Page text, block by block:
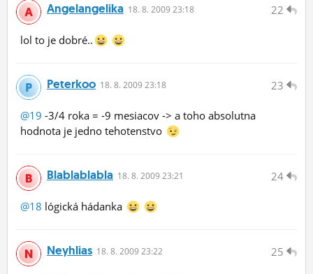
22
Angelangelika 18. 8. 2009 23:18
lol to je dobré..
23
Peterkoo 18. 8. 2009 23:18
@19 -3/4 roka = -9 mesiacov -> a toho absolutna
hodnota je jedno tehotenstvo
24
Blablablabla 18. 8. 2009 23:21
@18 lógická hádanka
25
Neyhlias 18. 8. 2009 23:22